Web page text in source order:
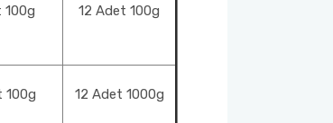
100g 12 Adet 100g
100g 12 Adet 1000g